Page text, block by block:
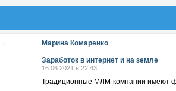
Марина Комаренко
Заработок в интернет и на земле
16.06.2021 в 22:43
Традиционные МЛМ-компании имеют